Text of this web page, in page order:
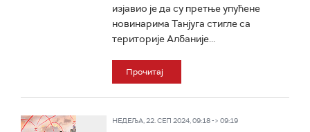
изјавио је да су претње упућене
новинарима Танјуга стигле са
територије Албаније...
Прочитај
НЕДЕЉА, 22. СЕП 2024, 09:18 -> 09:19